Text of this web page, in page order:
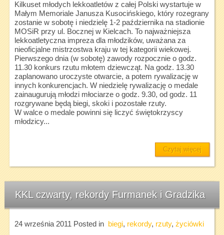
Kilkuset młodych lekkoatletów z całej Polski wystartuje w
Małym Memoriale Janusza Kusocińskiego, który rozegrany
zostanie w sobotę i niedzielę 1-2 października na stadionie
MOSiR przy ul. Bocznej w Kielcach. To najważniejsza
lekkoatletyczna impreza dla młodzików, uważana za
nieoficjalne mistrzostwa kraju w tej kategorii wiekowej.
Pierwszego dnia (w sobotę) zawody rozpocznie o godz.
11.30 konkurs rzutu młotem dziewcząt. Na godz. 13.30
zaplanowano uroczyste otwarcie, a potem rywalizację w
innych konkurencjach. W niedzielę rywalizację o medale
zainaugurują młodzi młociarze o godz. 9.30, od godz. 11
rozgrywane będą biegi, skoki i pozostałe rzuty.
W walce o medale powinni się liczyć świętokrzyscy
młodzicy...
Czytaj więcej
KKL czwarty, rekordy Furmanek i Gradzika
24 września 2011 Posted in biegi, rekordy, rzuty, życiówki